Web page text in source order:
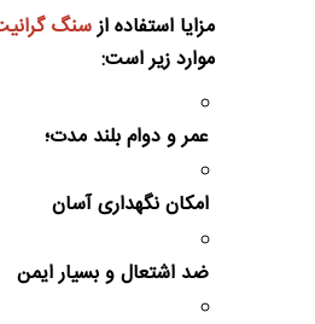
مزایا استفاده ازسنگ
موارد زیر است:
عمر و دوام بلند مدت؛
امکان نگهداری آسان
ضد اشتعال و بسیار ایمن